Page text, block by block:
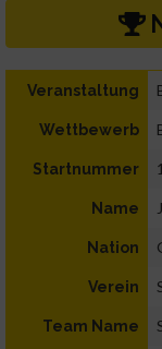
Veranstaltung
Wettbewerb
Startnummer
Name
Nation
Verein
Team Name